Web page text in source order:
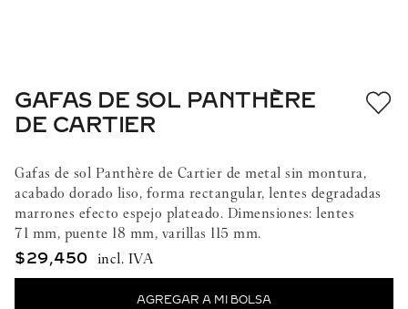
GAFAS DE SOL PANTHÈRE
DE CARTIER
Gafas de sol Panthère de Cartier de metal sin montura,
acabado dorado liso, forma rectangular, lentes degradadas
marrones efecto espejo plateado. Dimensiones: lentes
71 mm, puente 18 mm, varillas 115 mm.
$29,450